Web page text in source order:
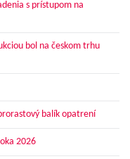
s prístupom na
bol na českom trhu
balík opatrení
2026